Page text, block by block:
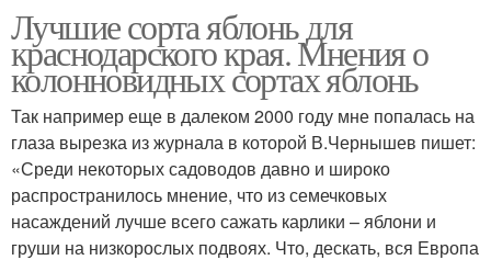
Лучшие сорта яблонь для
краснодарского края. Мнения о
колонновидных сортах яблонь
Так например еще в далеком 2000 году мне попалась на
глаза вырезка из журнала в которой В.Чернышев пишет:
«Среди некоторых садоводов давно и широко
распространилось мнение, что из семечковых
насаждений лучше всего сажать карлики – яблони и
груши на низкорослых подвоях. Что, дескать, вся Европа